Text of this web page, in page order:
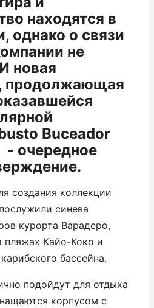
находятся в
однако о связи
не
новая
продолжающая
Buceador
- очередное
создания коллекции
синева
курорта Варадеро,
пляжах Кайо-Коко и
бассейна.
подойдут для отдыха
корпусом с